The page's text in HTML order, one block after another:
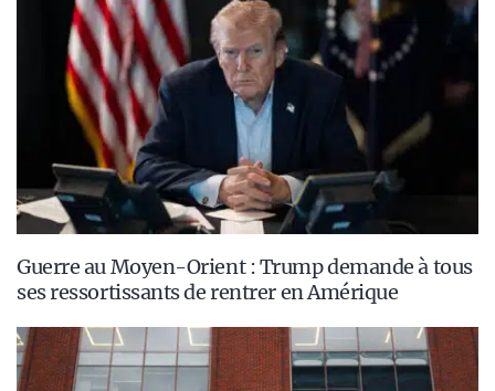
Guerre au Moyen-Orient : Trump demande à tous
ses ressortissants de rentrer en Amérique